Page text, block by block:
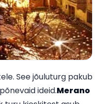
See jõuluturg pakub
ideid.Merano